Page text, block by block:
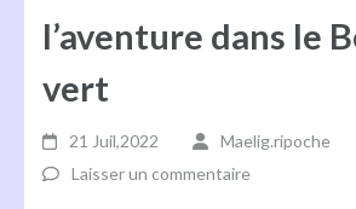
l’aventure dans le
vert
21 Juil,2022
Maelig.ripoche
Laisser un commentaire